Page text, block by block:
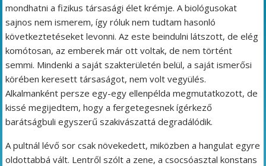
mondhatni a fizikus társasági élet krémje. A biológusokat
sajnos nem ismerem, így róluk nem tudtam hasonló
következtetéseket levonni. Az este beindulni látszott, de elég
komótosan, az emberek már ott voltak, de nem történt
semmi. Mindenki a saját szakterületén belül, a saját ismerősi
körében keresett társaságot, nem volt vegyülés.
Alkalmanként persze egy-egy ellenpélda megmutatkozott, de
kissé megijedtem, hogy a fergetegesnek ígérkező
barátságbuli egyszerű szakivászattá degradálódik.
A pultnál lévő sor csak növekedett, miközben a hangulat egyre
oldottabbá vált. Lentről szólt a zene, a csocsóasztal konstans